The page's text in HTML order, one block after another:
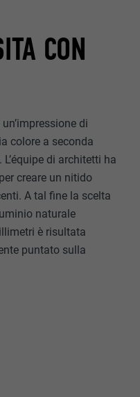
CON
di
colore a seconda
di architetti ha
creare un nitido
A tal fine la scelta
naturale
è risultata
puntato sulla